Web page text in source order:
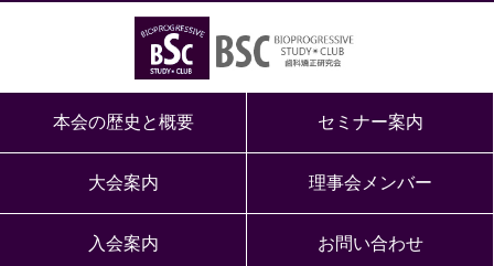
本会の歴史と概要 セミナー案内
大会案内 理事会メンバー
入会案内 お問い合わせ